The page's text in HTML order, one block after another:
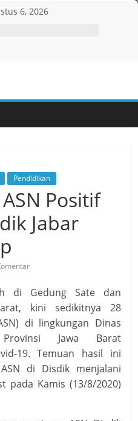
6, 2026
Pendidikan
Positif
Jabar
di Gedung Sate dan
kini sedikitnya 28
di lingkungan Dinas
Jawa Barat
19. Temuan hasil ini
di Disdik menjalani
pada Kamis (13/8/2020)